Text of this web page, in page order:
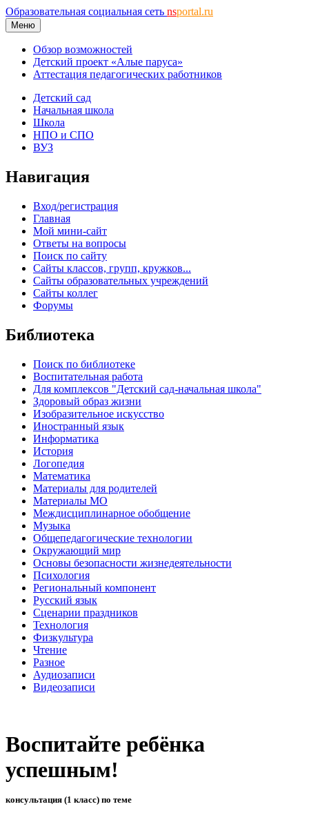
Образовательная социальная сеть nsportal.ru
Меню
Обзор возможностей
Детский проект «Алые паруса»
Аттестация педагогических работников
Детский сад
Начальная школа
Школа
НПО и СПО
ВУЗ
Навигация
Вход/регистрация
Главная
Мой мини-сайт
Ответы на вопросы
Поиск по сайту
Сайты классов, групп, кружков...
Сайты образовательных учреждений
Сайты коллег
Форумы
Библиотека
Поиск по библиотеке
Воспитательная работа
Для комплексов "Детский сад-начальная школа"
Здоровый образ жизни
Изобразительное искусство
Иностранный язык
Информатика
История
Логопедия
Математика
Материалы для родителей
Материалы МО
Междисциплинарное обобщение
Музыка
Общепедагогические технологии
Окружающий мир
Основы безопасности жизнедеятельности
Психология
Региональный компонент
Русский язык
Сценарии праздников
Технология
Физкультура
Чтение
Разное
Аудиозаписи
Видеозаписи
Воспитайте ребёнка
успешным!
консультация (1 класс) по теме